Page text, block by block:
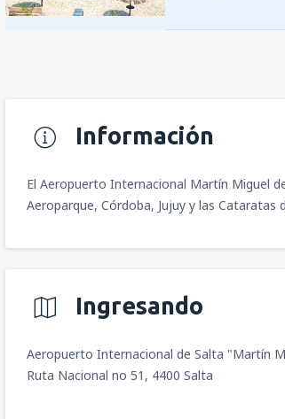
Información
El Aeropuerto Internacional Martín Miguel
Aeroparque, Córdoba, Jujuy y las Cataratas
Ingresando
Aeropuerto Internacional de Salta "Martín
Ruta Nacional no 51, 4400 Salta